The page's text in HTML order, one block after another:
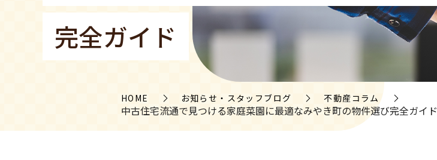
完全ガイド
HOME お知らせ・スタッフブログ 不動産コラム
中古住宅流通で見つける家庭菜園に最適なみやき町の物件選び完全ガイド